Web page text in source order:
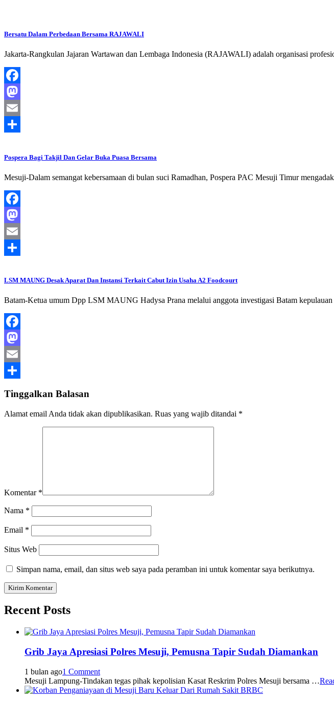
Bersatu Dalam Perbedaan Bersama RAJAWALI
Jakarta-Rangkulan Jajaran Wartawan dan Lembaga Indonesia (RAJAWALI) adalah organisasi
Facebook
Mastodon
Email
Pospera Bagi Takjil Dan Gelar Buka Puasa Bersama
Mesuji-Dalam semangat kebersamaan di bulan suci Ramadhan, Pospera PAC Mesuji Timur
Facebook
Mastodon
Email
LSM MAUNG Desak Aparat Dan Instansi Terkait Cabut Izin Usaha A2 Foodcourt
Batam-Ketua umum Dpp LSM MAUNG Hadysa Prana melalui anggota investigasi Batam
Facebook
Mastodon
Email
Tinggalkan Balasan
Alamat email Anda tidak akan dipublikasikan. Ruas yang wajib ditandai *
Komentar *
Nama *
Email *
Situs Web
Simpan nama, email, dan situs web saya pada peramban ini untuk komentar saya berikutnya.
Recent Posts
Grib Jaya Apresiasi Polres Mesuji, Pemusna Tapir Sudah Diamankan
1 bulan ago1 Comment
Mesuji Lampung-Tindakan tegas pihak kepolisian Kasat Reskrim Polres Mesuji bersama …